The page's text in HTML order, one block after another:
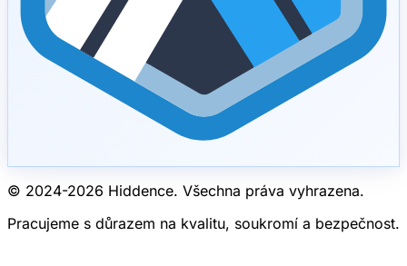
© 2024-2026 Hiddence. Všechna práva vyhrazena.
Pracujeme s důrazem na kvalitu, soukromí a bezpečnost.